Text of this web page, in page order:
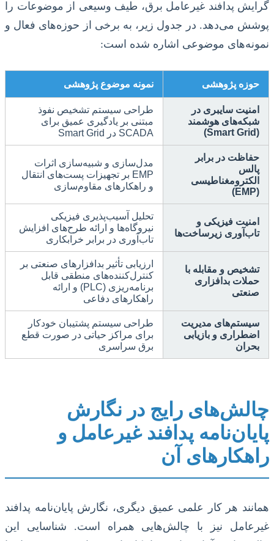
گرایش پدافند غیرعامل برق، طیف وسیعی از موضوعات را
پوشش می‌دهد. در جدول زیر، به برخی از حوزه‌های فعال و
نمونه‌های موضوعی اشاره شده است:
حوزه پژوهشی نمونه موضوع پژوهشی
امنیت سایبری در
شبکه‌های هوشمند
(Smart Grid)
طراحی سیستم تشخیص نفوذ
مبتنی بر یادگیری عمیق برای
SCADA در Smart Grid
حفاظت در برابر
پالس
الکترومغناطیسی
(EMP)
مدل‌سازی و شبیه‌سازی اثرات
EMP بر تجهیزات پست‌های انتقال
و راهکارهای مقاوم‌سازی
امنیت فیزیکی و
تاب‌آوری زیرساخت‌ها
تحلیل آسیب‌پذیری فیزیکی
نیروگاه‌ها و ارائه طرح‌های افزایش
تاب‌آوری در برابر خرابکاری
تشخیص و مقابله با
حملات بدافزاری
صنعتی
ارزیابی تأثیر بدافزارهای صنعتی بر
کنترل‌کننده‌های منطقی قابل
برنامه‌ریزی (PLC) و ارائه
راهکارهای دفاعی
سیستم‌های مدیریت
اضطراری و بازیابی
بحران
طراحی سیستم پشتیبان خودکار
برای مراکز حیاتی در صورت قطع
برق سراسری
چالش‌های رایج در نگارش
پایان‌نامه پدافند غیرعامل و
راهکارهای آن
همانند هر کار علمی عمیق دیگری، نگارش پایان‌نامه پدافند
غیرعامل نیز با چالش‌هایی همراه است. شناسایی این